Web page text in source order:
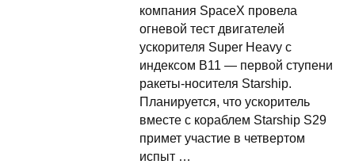
компания SpaceX провела
огневой тест двигателей
ускорителя Super Heavy с
индексом B11 — первой ступени
ракеты-носителя Starship.
Планируется, что ускоритель
вместе с кораблем Starship S29
примет участие в четвертом
испыт …